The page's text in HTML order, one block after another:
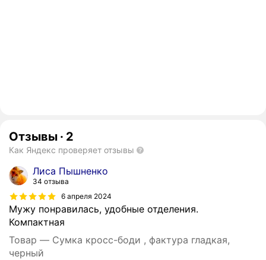
Отзывы · 2
Как Яндекс проверяет отзывы
Лиса Пышненко
34 отзыва
6 апреля 2024
Мужу понравилась, удобные отделения.
Компактная
Товар — Сумка кросс-боди , фактура гладкая,
черный